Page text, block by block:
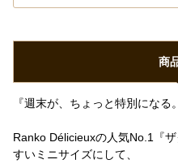
商
『週末が、ちょっと特別になる
Ranko Délicieuxの人気No.1『
すいミニサイズにして、